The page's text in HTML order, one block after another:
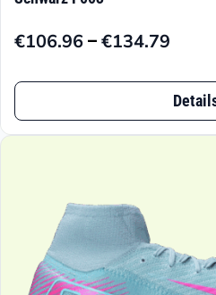
€106.96–€134.79
Preisspanne:
€134.79
Dieses
Produkt
Varianten
Die